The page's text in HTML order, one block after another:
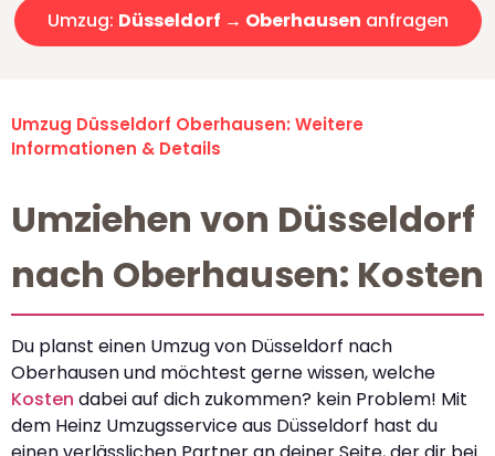
Umzug: Düsseldorf → Oberhausen anfragen
Umzug Düsseldorf Oberhausen: Weitere
Informationen & Details
Umziehen von Düsseldorf
nach Oberhausen: Kosten
Du planst einen Umzug von Düsseldorf nach
Oberhausen und möchtest gerne wissen, welche
Kosten dabei auf dich zukommen? kein Problem! Mit
dem Heinz Umzugsservice aus Düsseldorf hast du